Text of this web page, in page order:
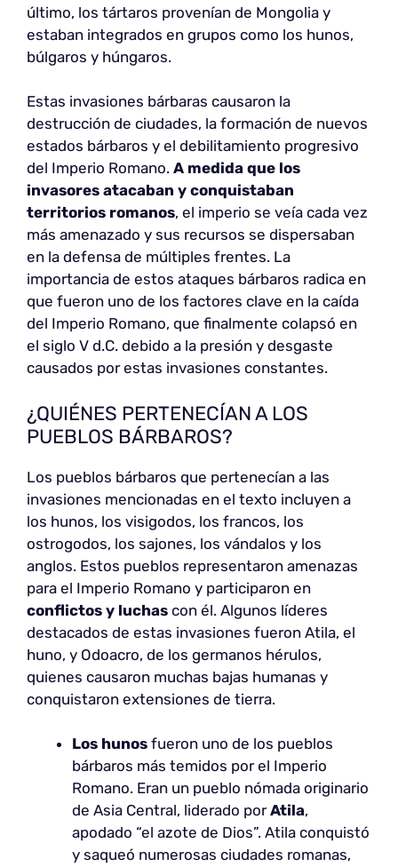
último, los tártaros provenían de Mongolia y
estaban integrados en grupos como los hunos,
búlgaros y húngaros.
Estas invasiones bárbaras causaron la
destrucción de ciudades, la formación de nuevos
estados bárbaros y el debilitamiento progresivo
del Imperio Romano. A medida que los
invasores atacaban y conquistaban
territorios romanos, el imperio se veía cada vez
más amenazado y sus recursos se dispersaban
en la defensa de múltiples frentes. La
importancia de estos ataques bárbaros radica en
que fueron uno de los factores clave en la caída
del Imperio Romano, que finalmente colapsó en
el siglo V d.C. debido a la presión y desgaste
causados por estas invasiones constantes.
¿QUIÉNES PERTENECÍAN A LOS
PUEBLOS BÁRBAROS?
Los pueblos bárbaros que pertenecían a las
invasiones mencionadas en el texto incluyen a
los hunos, los visigodos, los francos, los
ostrogodos, los sajones, los vándalos y los
anglos. Estos pueblos representaron amenazas
para el Imperio Romano y participaron en
conflictos y luchas con él. Algunos líderes
destacados de estas invasiones fueron Atila, el
huno, y Odoacro, de los germanos hérulos,
quienes causaron muchas bajas humanas y
conquistaron extensiones de tierra.
Los hunos fueron uno de los pueblos
bárbaros más temidos por el Imperio
Romano. Eran un pueblo nómada originario
de Asia Central, liderado porAtila,
apodado “el azote de Dios”. Atila conquistó
y saqueó numerosas ciudades romanas,